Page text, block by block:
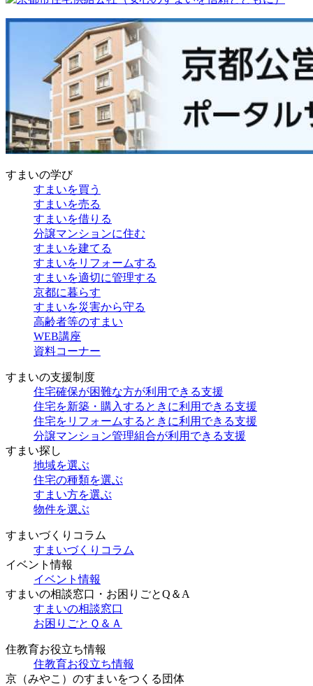
すまいの学び
すまいを買う
すまいを売る
すまいを借りる
分譲マンションに住む
すまいを建てる
すまいをリフォームする
すまいを適切に管理する
京都に暮らす
すまいを災害から守る
高齢者等のすまい
WEB講座
資料コーナー
すまいの支援制度
住宅確保が困難な方が利用できる支援
住宅を新築・購入するときに利用できる支援
住宅をリフォームするときに利用できる支援
分譲マンション管理組合が利用できる支援
すまい探し
地域を選ぶ
住宅の種類を選ぶ
すまい方を選ぶ
物件を選ぶ
すまいづくりコラム
すまいづくりコラム
イベント情報
イベント情報
すまいの相談窓口・お困りごとQ＆A
すまいの相談窓口
お困りごとＱ＆Ａ
住教育お役立ち情報
住教育お役立ち情報
京（みやこ）のすまいをつくる団体